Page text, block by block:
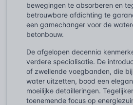
bewegingen te absorberen en
betrouwbare afdichting te
een gamechanger voor de
betonbouw.
De afgelopen decennia
verdere specialisatie. De
of zwellende voegbanden, die
water uitzetten, bood een
moeilijke detailleringen.
toenemende focus op